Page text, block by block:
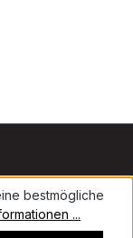
bestmögliche
...